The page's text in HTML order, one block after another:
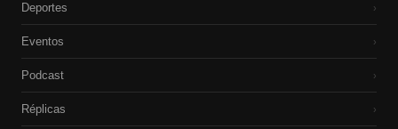
Deportes ›
Eventos ›
Podcast ›
Réplicas ›